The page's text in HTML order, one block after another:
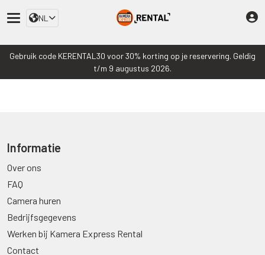
NL
Gebruik code KERENTAL30 voor 30% korting op je reservering. Geldig
t/m 9 augustus 2026.
Informatie
Over ons
FAQ
Camera huren
Bedrijfsgegevens
Werken bij Kamera Express Rental
Contact